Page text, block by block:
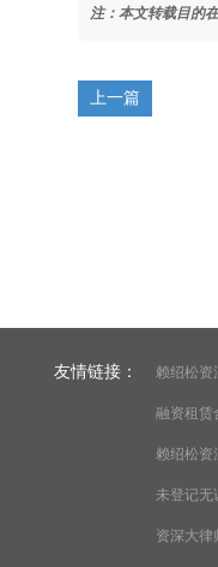
注：本文转载目的
上一篇
友情链接： 赖绍松资
融资租赁
赖绍松资
未登记无
资深大律